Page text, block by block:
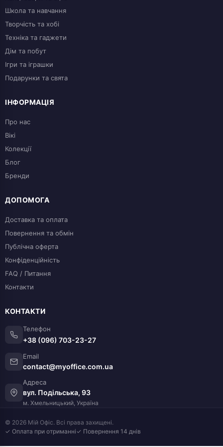
Школа та навчання
Творчість та хобі
Техніка та гаджети
Дім та побут
Ігри та іграшки
Подарунки та свята
ІНФОРМАЦІЯ
Про нас
Вікі
Колекції
Блог
Бренди
ДОПОМОГА
Доставка та оплата
Повернення та обмін
Публічна оферта
Конфіденційність
FAQ / Питання
Контакти
КОНТАКТИ
Телефон
+38 (096) 703-23-27
Email
contact@myoffice.com.ua
Адреса
вул. Подільська, 93
м. Хмельницький, Україна
© 2026 Мій Офіс. Всі права захищені.
✓ Оплата при отриманні✓ Повернення 14 днів